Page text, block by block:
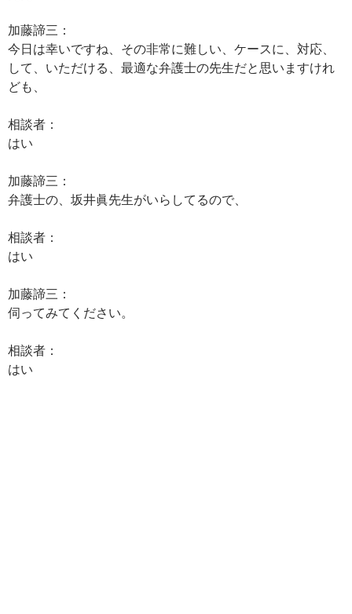
加藤諦三：
今日は幸いですね、その非常に難しい、ケースに、対応、
して、いただける、最適な弁護士の先生だと思いますけれ
ども、
相談者：
はい
加藤諦三：
弁護士の、坂井眞先生がいらしてるので、
相談者：
はい
加藤諦三：
伺ってみてください。
相談者：
はい